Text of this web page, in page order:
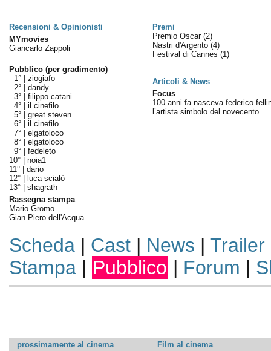
Recensioni & Opinionisti
Premi
MYmovies
Giancarlo Zappoli
Pubblico (per gradimento)
1° | ziogiafo
2° | dandy
3° | filippo catani
4° | il cinefilo
5° | great steven
6° | il cinefilo
7° | elgatoloco
8° | elgatoloco
9° | fedeleto
10° | noia1
11° | dario
12° |
luca scialò
13° | shagrath
Rassegna stampa
Mario Gromo
Gian Piero dell'Acqua
Premio Oscar (2)
Nastri d'Argento (4)
Festival di Cannes (1)
Articoli & News
Focus
100 anni fa nasceva federico
l’artista simbolo del novecento
Scheda| Cast| News | Trailer
Stampa| Pubblico | Forum |
prossimamente al cinema
Film al cinema